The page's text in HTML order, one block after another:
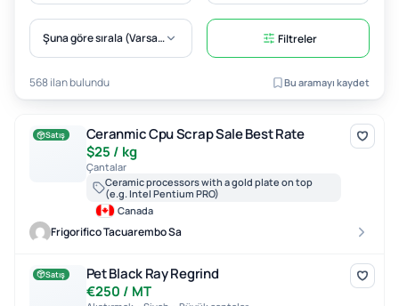
Şuna göre sırala (Varsayılan) Filtreler
568 ilan bulundu Bu aramayı kaydet
Ceranmic Cpu Scrap Sale Best Rate
Satış
Ceranmic Cpu Scrap Sale Best Rate
$25 / kg
Çantalar
Ceramic processors with a gold plate on top
(e.g. Intel Pentium PRO)
Canada
Frigorifico Tacuarembo Sa
Pet Black Ray Regrind
Satış
Pet Black Ray Regrind
€250 / MT